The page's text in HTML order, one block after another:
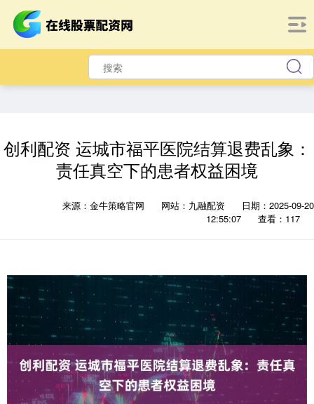
创利配资 运城市福平医院结算退费乱象：
责任真空下的患者权益困境
来源：金牛策略官网 网站：九融配资
日期：2025-09-20
12:55:07
查看：117